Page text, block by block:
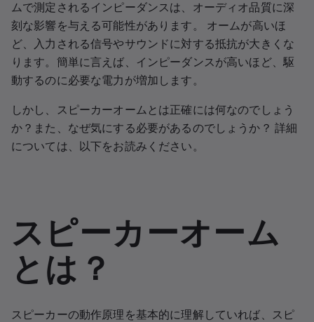
ムで測定されるインピーダンスは、オーディオ品質に深
刻な影響を与える可能性があります。 オームが高いほ
ど、入力される信号やサウンドに対する抵抗が大きくな
ります。簡単に言えば、インピーダンスが高いほど、駆
動するのに必要な電力が増加します。
しかし、スピーカーオームとは正確には何なのでしょう
か？また、なぜ気にする必要があるのでしょうか？ 詳細
については、以下をお読みください。
スピーカーオーム
とは？
スピーカーの動作原理を基本的に理解していれば、スピ